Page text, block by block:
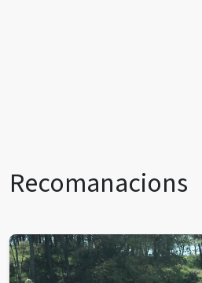
Recomanacions